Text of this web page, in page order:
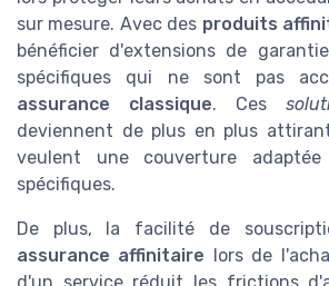
sur mesure. Avec des produits
bénéficier d'extensions de
spécifiques qui ne sont pas
assurance classique. Ces
deviennent de plus en plus
veulent une couverture
spécifiques.
De plus, la facilité de
assurance affinitaire lors de